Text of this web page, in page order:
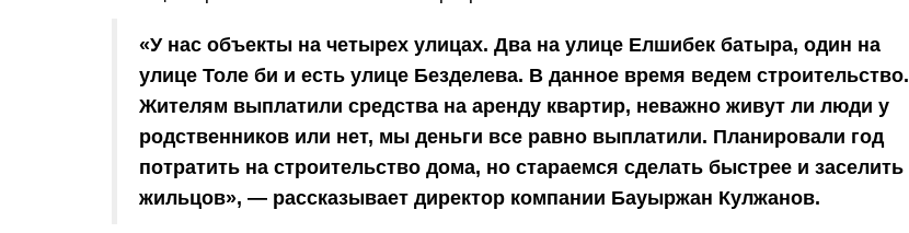
«У нас объекты на четырех улицах. Два на улице Елшибек батыра, один на
улице Толе би и есть улице Безделева. В данное время ведем строительство.
Жителям выплатили средства на аренду квартир, неважно живут ли люди у
родственников или нет, мы деньги все равно выплатили. Планировали год
потратить на строительство дома, но стараемся сделать быстрее и заселить
жильцов», — рассказывает директор компании Бауыржан Кулжанов.